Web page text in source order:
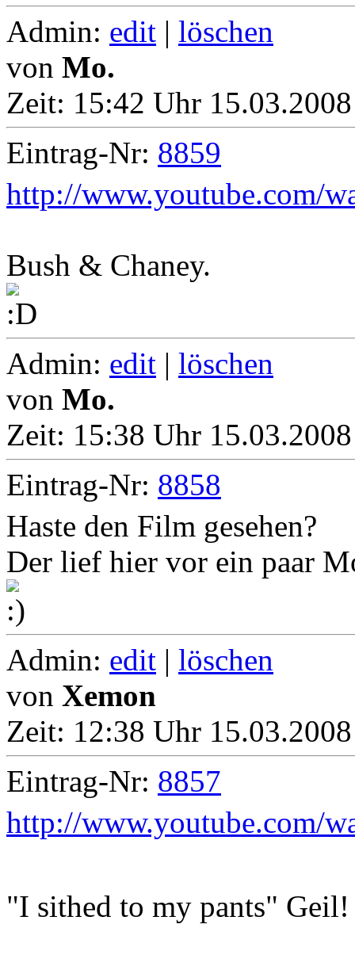
Admin: edit | löschen
von Mo.
Zeit: 15:42 Uhr
Eintrag-Nr: 8859
http://www.youtube.com/
Bush & Chaney.
Admin: edit | löschen
von Mo.
Zeit: 15:38 Uhr
Eintrag-Nr: 8858
Haste den Film gesehen?
Der lief hier vor ein paar
Admin: edit | löschen
von Xemon
Zeit: 12:38 Uhr
Eintrag-Nr: 8857
http://www.youtube.com/
"I sithed to my pants"